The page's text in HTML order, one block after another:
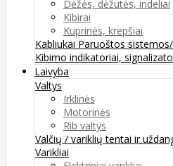
Dėžės, dėžutės, indeliai
Kibirai
Kuprinės, krepšiai
Kabliukai Paruoštos
Kibimo indikatoriai,
Laivyba
Valtys
Irklinės
Motorinės
Rib valtys
Valčių / variklių tentai ir
Varikliai